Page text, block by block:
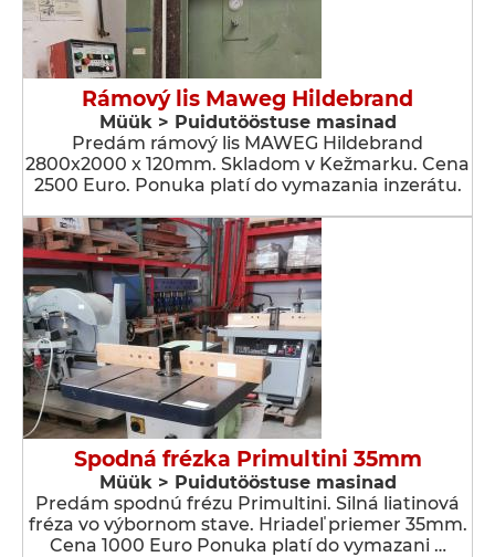
Rámový lis Maweg Hildebrand
Müük > Puidutööstuse masinad
Predám rámový lis MAWEG Hildebrand
2800x2000 x 120mm. Skladom v Kežmarku. Cena
2500 Euro. Ponuka platí do vymazania inzerátu.
Spodná frézka Primultini 35mm
Müük > Puidutööstuse masinad
Predám spodnú frézu Primultini. Silná liatinová
fréza vo výbornom stave. Hriadeľ priemer 35mm.
Cena 1000 Euro Ponuka platí do vymazani …